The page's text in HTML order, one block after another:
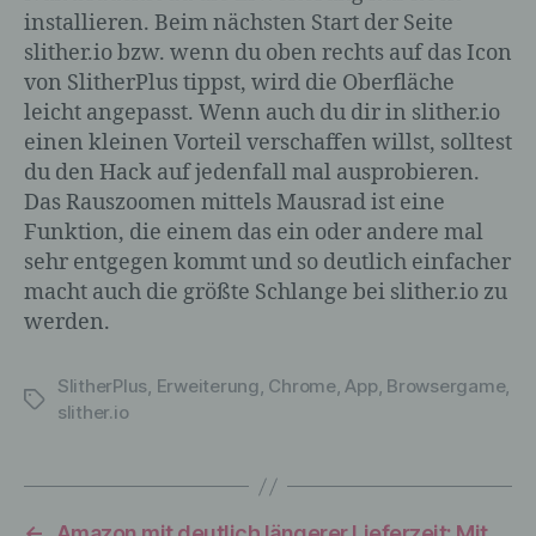
installieren. Beim nächsten Start der Seite
slither.io bzw. wenn du oben rechts auf das Icon
von SlitherPlus tippst, wird die Oberfläche
leicht angepasst. Wenn auch du dir in slither.io
einen kleinen Vorteil verschaffen willst, solltest
du den Hack auf jedenfall mal ausprobieren.
Das Rauszoomen mittels Mausrad ist eine
Funktion, die einem das ein oder andere mal
sehr entgegen kommt und so deutlich einfacher
macht auch die größte Schlange bei slither.io zu
werden.
Schlagwörter
SlitherPlus, Erweiterung, Chrome,App, Browsergame,
slither.io
oder zu einem oder mehreren besonderen
Merkmalen, die Ausdruck der physischen,
physiologischen, genetischen,
psychischen, wirtschaftlichen, kulturellen
oder sozialen Identität dieser natürlichen
Person sind, identifiziert werden kann.
b) betroffene Person
Betroffene Person ist jede identifizierte
oder identifizierbare natürliche Person,
für die Verarbeitung Verantwortlichen
verarbeitet werden.